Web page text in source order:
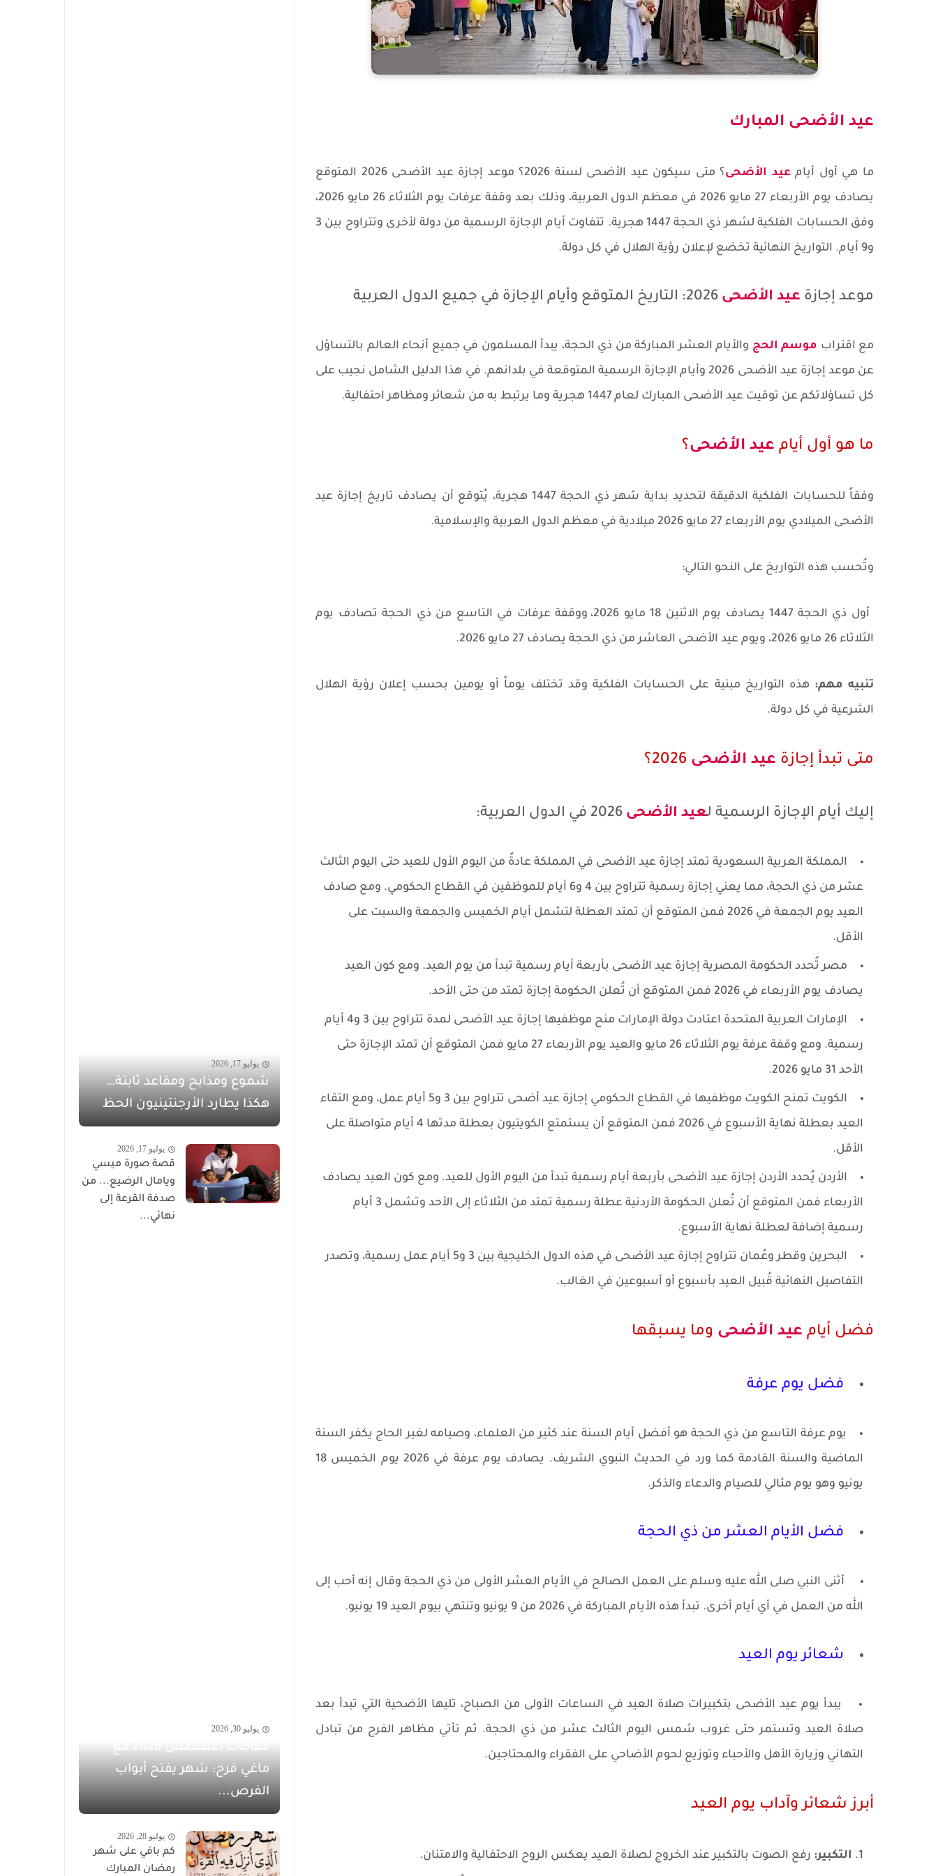
عيد الأضحى المبارك
ما هي أول أيامعيد الأضحى
؟ متى سيكون عيد الأضحى لسنة 2026؟ موعد إجازة عيد الأضحى 2026 المتوقع
يصادف يوم الأربعاء 27 مايو 2026 في معظم الدول العربية، وذلك بعد وقفة عرفات يوم الثلاثاء 26 مايو 2026،
وفق الحسابات الفلكية لشهر ذي الحجة 1447 هجرية. تتفاوت أيام الإجازة الرسمية من دولة لأخرى وتتراوح بين 3
و9 أيام. التواريخ النهائية تخضع لإعلان رؤية الهلال في كل دولة.
موعد إجازة عيد الأضحى 2026: التاريخ المتوقع وأيام الإجازة في جميع الدول العربية
مع اقتراب موسم الحج والأيام العشر المباركة من ذي الحجة، يبدأ المسلمون في جميع أنحاء العالم بالتساؤل
عن موعد إجازة عيد الأضحى 2026 وأيام الإجازة الرسمية المتوقعة في بلدانهم. في هذا الدليل الشامل نجيب على
كل تساؤلاتكم عن توقيت عيد الأضحى المبارك لعام 1447 هجرية وما يرتبط به من شعائر ومظاهر احتفالية.
ما هو أول أيام عيد الأضحى؟
وفقاً للحسابات الفلكية الدقيقة لتحديد بداية شهر ذي الحجة 1447 هجرية، يُتوقع أن يصادف تاريخ إجازة عيد
الأضحى الميلادي يوم الأربعاء 27 مايو 2026 ميلادية في معظم الدول العربية والإسلامية.
وتُحسب هذه التواريخ على النحو التالي:
أول ذي الحجة 1447 يصادف يوم الاثنين 18 مايو 2026، ووقفة عرفات في التاسع من ذي الحجة تصادف يوم
الثلاثاء 26 مايو 2026، ويوم عيد الأضحى العاشر من ذي الحجة يصادف 27 مايو 2026.
تنبيه مهم: هذه التواريخ مبنية على الحسابات الفلكية وقد تختلف يوماً أو يومين بحسب إعلان رؤية الهلال
الشرعية في كل دولة.
متى تبدأ إجازة عيد الأضحى
إليك أيام الإجازة الرسمية لعيد الأضحى
المملكة العربية السعودية تمتد إجازة عيد الأضحى في المملكة عادةً من اليوم الأول للعيد حتى اليوم الثالث
عشر من ذي الحجة، مما يعني إجازة رسمية تتراوح بين 4 و6 أيام للموظفين في القطاع الحكومي. ومع صادف
العيد يوم الجمعة في 2026 فمن المتوقع أن تمتد العطلة لتشمل أيام الخميس والجمعة والسبت على
الأقل.
مصر تُحدد الحكومة المصرية إجازة عيد الأضحى بأربعة أيام رسمية تبدأ من يوم العيد. ومع كون العيد
يصادف يوم الأربعاء في 2026 فمن المتوقع أن تُعلن الحكومة إجازة تمتد من حتى الأحد.
الإمارات العربية المتحدة اعتادت دولة الإمارات منح موظفيها إجازة عيد الأضحى لمدة تتراوح بين 3 و4 أيام
رسمية. ومع وقفة عرفة يوم الثلاثاء 26 مايو والعيد يوم الأربعاء 27 مايو فمن المتوقع أن تمتد الإجازة حتى
الأحد 31 مايو 2026.
الكويت تمنح الكويت موظفيها في القطاع الحكومي إجازة عيد أضحى تتراوح بين 3 و5 أيام عمل، ومع التقاء
العيد بعطلة نهاية الأسبوع في 2026 فمن المتوقع أن يستمتع الكويتيون بعطلة مدتها 4 أيام متواصلة على
الأقل.
الأردن يُحدد الأردن إجازة عيد الأضحى بأربعة أيام رسمية تبدأ من اليوم الأول للعيد. ومع كون العيد يصادف
الأربعاء فمن المتوقع أن تُعلن الحكومة الأردنية عطلة رسمية تمتد من الثلاثاء إلى الأحد وتشمل 3 أيام
رسمية إضافة لعطلة نهاية الأسبوع.
البحرين وقطر وعُمان تتراوح إجازة عيد الأضحى في هذه الدول الخليجية بين 3 و5 أيام عمل رسمية، وتصدر
التفاصيل النهائية قُبيل العيد بأسبوع أو أسبوعين في الغالب.
فضل أيام عيد الأضحى وما يسبقها
فضل يوم عرفة
يوم عرفة التاسع من ذي الحجة هو أفضل أيام السنة عند كثير من العلماء، وصيامه لغير الحاج يكفر السنة
الماضية والسنة القادمة كما ورد في الحديث النبوي الشريف. يصادف يوم عرفة في 2026 يوم الخميس 18
يونيو وهو يوم مثالي للصيام والدعاء والذكر.
فضل الأيام العشر من ذي الحجة
أثنى النبي صلى الله عليه وسلم على العمل الصالح في الأيام العشر الأولى من ذي الحجة وقال إنه أحب إلى
الله من العمل في أي أيام أخرى. تبدأ هذه الأيام المباركة في 2026 من 9 يونيو وتنتهي بيوم العيد 19 يونيو.
شعائر يوم العيد
يبدأ يوم عيد الأضحى بتكبيرات صلاة العيد في الساعات الأولى من الصباح، تليها الأضحية التي تبدأ بعد
صلاة العيد وتستمر حتى غروب شمس اليوم الثالث عشر من ذي الحجة. ثم تأتي مظاهر الفرح من تبادل
التهاني وزيارة الأهل والأحباء وتوزيع لحوم الأضاحي على الفقراء والمحتاجين.
أبرز شعائر وآداب يوم العيد
التكبير: رفع الصوت بالتكبير عند الخروج لصلاة العيد يعكس الروح الاحتفالية والامتنان.
يوليو 17, 2026
شموع ومذابح ومقاعد ثابتة…
هكذا يطارد الأرجنتينيون الحظ
يوليو 17, 2026
قصة صورة ميسي
ويامال الرضيع... من
صدفة القرعة إلى
نهائي...
يوليو 30, 2026
مفاجآت أغسطس 2026 مع
ماغي فرح: شهر يفتح أبواب
الفرص...
يوليو 28, 2026
كم باقي على شهر
رمضان المبارك